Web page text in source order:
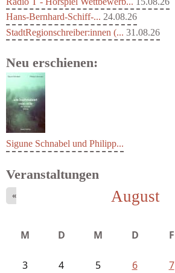
Hans-Bernhard-Schiff-... 24.08.26
StadtRegionschreiber:innen (... 31.08.26
Neu erschienen:
Sigune Schnabel und Philipp...
Veranstaltungen
August
«
M D M D F
3
4 5 6 7